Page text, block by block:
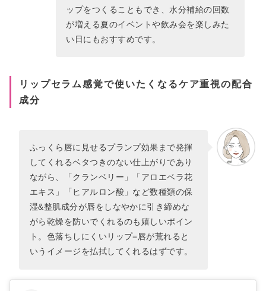
ップをつくることもでき、水分補給の回数
が増える夏のイベントや飲み会を楽しみた
い日にもおすすめです。
リップセラム感覚で使いたくなるケア重視の配合
成分
ふっくら唇に見せるプランプ効果まで発揮
してくれるベタつきのない仕上がりであり
ながら、「クランベリー」「アロエベラ花
エキス」「ヒアルロン酸」など数種類の保
湿&整肌成分が唇をしなやかに引き締めな
がら乾燥を防いでくれるのも嬉しいポイン
ト。色落ちしにくいリップ=唇が荒れると
いうイメージを払拭してくれるはずです。